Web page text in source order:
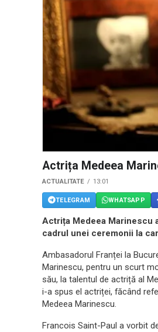
Actrița Medeea
ACTUALITATE 13:01
TELEGRAM WHATSAPP
Actrița Medeea Marinescu
cadrul unei ceremonii la
Ambasadorul Franței la
Marinescu, pentru un scurt
său, la talentul de actriță al
i-a spus el actriței, făcând
Medeea Marinescu.
Francois Saint-Paul a vorbit